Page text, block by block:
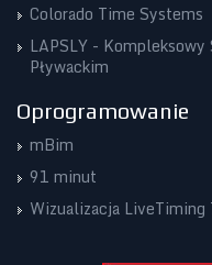
Colorado Time Systems
LAPSLY -
Pływackim
Oprogramowanie
mBim
91 minut
Wizualizacja LiveTiming